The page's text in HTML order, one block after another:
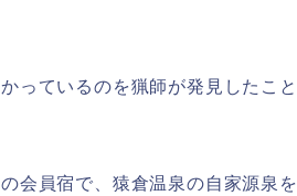
っているのを猟師が発見したこと
会員宿で、猿倉温泉の自家源泉を